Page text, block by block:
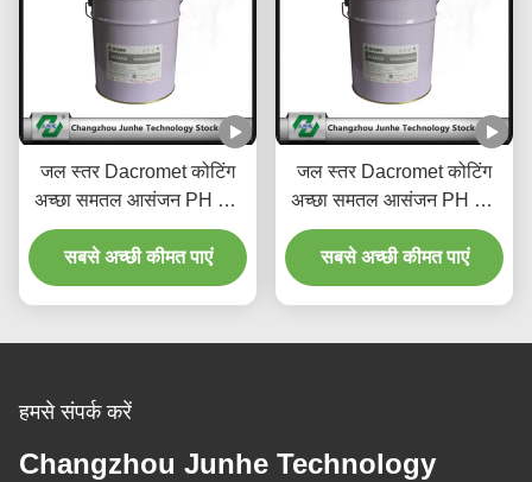
जल स्तर Dacromet कोटिंग
अच्छा समतल आसंजन PH मान
3.8-5.2 है
सबसे अच्छी कीमत पाएं
जल स्तर Dacromet कोटिंग
अच्छा समतल आसंजन PH मान
3.8-5.2 है
सबसे अच्छी कीमत पाएं
हमसे संपर्क करें
Changzhou Junhe Technology